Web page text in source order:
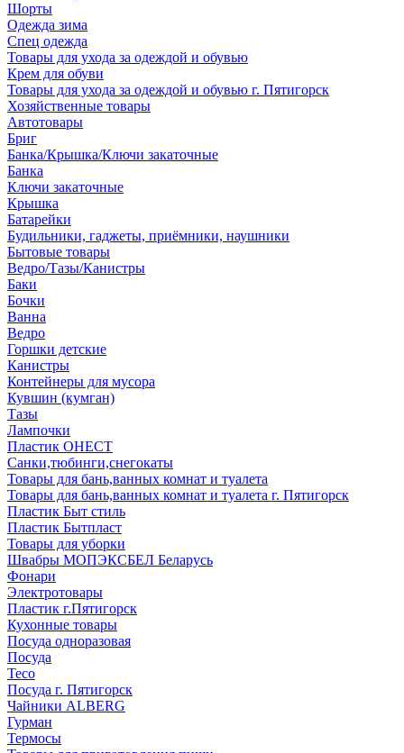
Шорты
Одежда зима
Спец одежда
Товары для ухода за одеждой и обувью
Крем для обуви
Товары для ухода за одеждой и обувью г. Пятигорск
Хозяйственные товары
Автотовары
Бриг
Банка/Крышка/Ключи закаточные
Банка
Ключи закаточные
Крышка
Батарейки
Будильники, гаджеты, приёмники, наушники
Бытовые товары
Ведро/Тазы/Канистры
Баки
Бочки
Ванна
Ведро
Горшки детские
Канистры
Контейнеры для мусора
Кувшин (кумган)
Тазы
Лампочки
Пластик ОНЕСТ
Санки,тюбинги,снегокаты
Товары для бань,ванных комнат и туалета
Товары для бань,ванных комнат и туалета г. Пятигорск
Пластик Быт стиль
Пластик Бытпласт
Товары для уборки
Швабры МОПЭКСБЕЛ Беларусь
Фонари
Электротовары
Пластик г.Пятигорск
Кухонные товары
Посуда одноразовая
Посуда
Teco
Посуда г. Пятигорск
Чайники ALBERG
Гурман
Термосы